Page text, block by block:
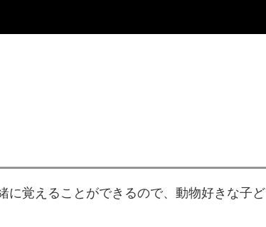
に覚えることができるので、動物好きな子ど